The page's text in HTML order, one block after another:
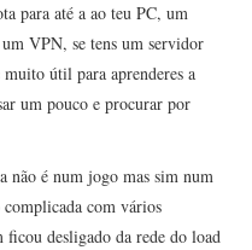
para até a ao teu PC, um
VPN, se tens um servidor
muito útil para aprenderes a
um pouco e procurar por
não é num jogo mas sim num
complicada com vários
ficou desligado da rede do load